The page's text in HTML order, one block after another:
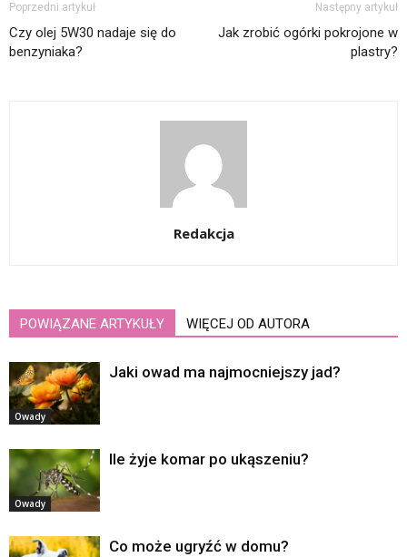
Poprzedni artykuł
Czy olej 5W30 nadaje się do
benzyniaka?
Następny artykuł
Jak zrobić ogórki pokrojone w
plastry?
Redakcja
POWIĄZANE ARTYKUŁY WIĘCEJ OD AUTORA
Owady
Jaki owad ma najmocniejszy jad?
Owady
Ile żyje komar po ukąszeniu?
Co może ugryźć w domu?